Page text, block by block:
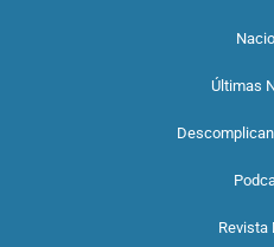
Últimas
Revista